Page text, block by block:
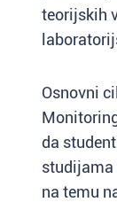
teorijskih
Osnovni
da
studijama
na temu